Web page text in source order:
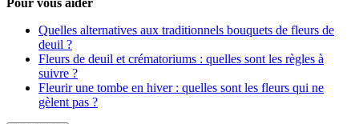
Pour vous aider
Quelles alternatives aux traditionnels bouquets de fleurs de
deuil ?
Fleurs de deuil et crématoriums : quelles sont les règles à
suivre ?
Fleurir une tombe en hiver : quelles sont les fleurs qui ne
gèlent pas ?